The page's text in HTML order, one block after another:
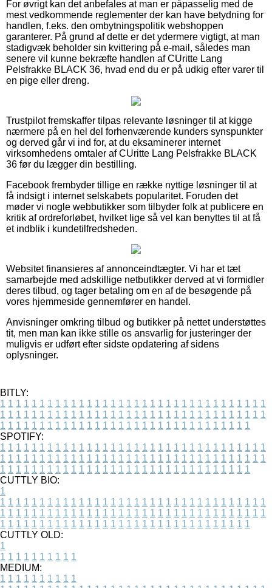
For øvrigt kan det anbefales at man er påpasselig med de
mest vedkommende reglementer der kan have betydning for
handlen, f.eks. den ombytningspolitik webshoppen
garanterer. På grund af dette er det ydermere vigtigt, at man
stadigvæk beholder sin kvittering på e-mail, således man
senere vil kunne bekræfte handlen af CUritte Lang
Pelsfrakke BLACK 36, hvad end du er på udkig efter varer til
en pige eller dreng.
Trustpilot fremskaffer tilpas relevante løsninger til at kigge
nærmere på en hel del forhenværende kunders synspunkter
og derved går vi ind for, at du eksaminerer internet
virksomhedens omtaler af CUritte Lang Pelsfrakke BLACK
36 før du lægger din bestilling.
Facebook frembyder tillige en række nyttige løsninger til at
få indsigt i internet selskabets popularitet. Foruden det
møder vi nogle webbutikker som tilbyder folk at publicere en
kritik af ordreforløbet, hvilket lige så vel kan benyttes til at få
et indblik i kundetilfredsheden.
Websitet finansieres af annonceindtægter. Vi har et tæt
samarbejde med adskillige netbutikker derved at vi formidler
deres tilbud, og tager betaling om en af de besøgende på
vores hjemmeside gennemfører en handel.
Anvisninger omkring tilbud og butikker på nettet understøttes
tit, men man kan ikke stille os ansvarlig for justeringer der
muligvis er udført efter sidste opdatering af sidens
oplysninger.
BITLY:
1 1 1 1 1 1 1 1 1 1 1 1 1 1 1 1 1 1 1 1 1 1 1 1 1 1 1 1 1 1 1 1 1 1
1 1 1 1 1 1 1 1 1 1 1 1 1 1 1 1 1 1 1 1 1 1 1 1 1 1 1 1 1 1 1 1 1 1
1 1 1 1 1 1 1 1 1 1 1 1 1 1 1 1 1 1 1 1 1 1 1 1 1 1 1 1 1 1 1 1
SPOTIFY:
1 1 1 1 1 1 1 1 1 1 1 1 1 1 1 1 1 1 1 1 1 1 1 1 1 1 1 1 1 1 1 1 1 1
1 1 1 1 1 1 1 1 1 1 1 1 1 1 1 1 1 1 1 1 1 1 1 1 1 1 1 1 1 1 1 1 1 1
1 1 1 1 1 1 1 1 1 1 1 1 1 1 1 1 1 1 1 1 1 1 1 1 1 1 1 1 1 1 1 1
CUTTLY BIO:
1
1 1 1 1 1 1 1 1 1 1 1 1 1 1 1 1 1 1 1 1 1 1 1 1 1 1 1 1 1 1 1 1 1 1
1 1 1 1 1 1 1 1 1 1 1 1 1 1 1 1 1 1 1 1 1 1 1 1 1 1 1 1 1 1 1 1 1 1
1 1 1 1 1 1 1 1 1 1 1 1 1 1 1 1 1 1 1 1 1 1 1 1 1 1 1 1 1 1 1 1
CUTTLY OLD:
1
1 1 1 1 1 1 1 1 1 1
MEDIUM:
1 1 1 1 1 1 1 1 1 1